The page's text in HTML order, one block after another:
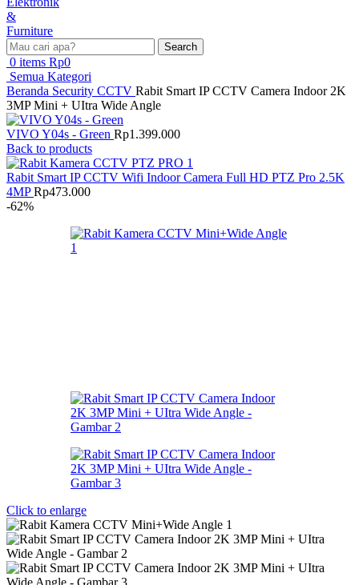
Search
0 items Rp0
Semua Kategori
Beranda Security CCTV Rabit Smart IP CCTV Camera Indoor 2K
3MP Mini + UItra Wide Angle
VIVO Y04s - Green Rp1.399.000
Back to products
Rabit Smart IP CCTV Wifi Indoor Camera Full HD PTZ Pro 2.5K
4MPRp473.000
-62%
Click to enlarge